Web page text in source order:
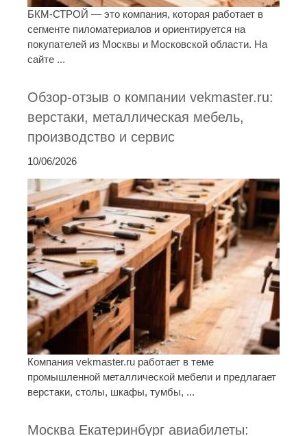
БКМ-СТРОЙ — это компания, которая работает в
сегменте пиломатериалов и ориентируется на
покупателей из Москвы и Московской области. На
сайте ...
Обзор-отзыв о компании vekmaster.ru:
верстаки, металлическая мебель,
производство и сервис
10/06/2026
Компания vekmaster.ru работает в теме
промышленной металлической мебели и предлагает
верстаки, столы, шкафы, тумбы, ...
Москва Екатеринбург авиабилеты: